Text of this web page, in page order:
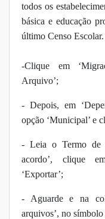
todos os
básica e educação
último Censo Escolar.
-Clique em
Arquivo’;
- Depois, em
opção ‘Municipal’ e
- Leia o Termo de
acordo’, clique
‘Exportar’;
- Aguarde e na
arquivos’, no